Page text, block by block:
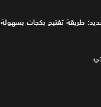
طريقة تفتيح بكجات بسهولة